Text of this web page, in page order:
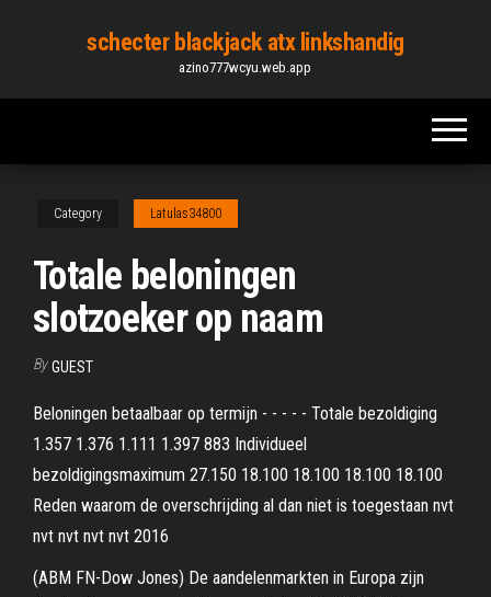
content
schecter blackjack atx linkshandig
azino777wcyu.web.app
Category Latulas34800
Totale beloningen
slotzoeker op naam
By GUEST
Beloningen betaalbaar op termijn - - - - - Totale bezoldiging
1.357 1.376 1.111 1.397 883 Individueel
bezoldigingsmaximum 27.150 18.100 18.100 18.100 18.100
Reden waarom de overschrijding al dan niet is toegestaan nvt
nvt nvt nvt nvt 2016
(ABM FN-Dow Jones) De aandelenmarkten in Europa zijn